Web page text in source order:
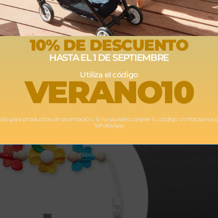
10% DE DESCUENTO
HASTA EL 1 DE SEPTIEMBRE
Utiliza el código
VERANO10
para productos sin promoción. Si no puedes canjear tu código contáctanos
WhatsApp